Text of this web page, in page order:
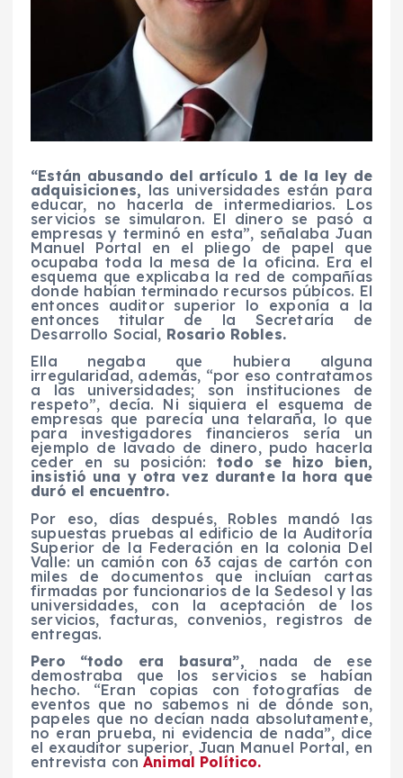
“Están abusando del artículo 1 de la ley de
adquisiciones, las universidades están para
educar, no hacerla de intermediarios. Los
servicios se simularon. El dinero se pasó a
empresas y terminó en esta”, señalaba Juan
Manuel Portal en el pliego de papel que
ocupaba toda la mesa de la oficina. Era el
esquema que explicaba la red de compañías
donde habían terminado recursos púbicos. El
entonces auditor superior lo exponía a la
entonces titular de la Secretaría de
Desarrollo Social, Rosario Robles.
Ella negaba que hubiera alguna
irregularidad, además, “por eso contratamos
a las universidades; son instituciones de
respeto”, decía. Ni siquiera el esquema de
empresas que parecía una telaraña, lo que
para investigadores financieros sería un
ejemplo de lavado de dinero, pudo hacerla
ceder en su posición:todo se hizo bien,
insistió una y otra vez durante la hora que
duró el encuentro.
Por eso, días después, Robles mandó las
supuestas pruebas al edificio de la Auditoría
Superior de la Federación en la colonia Del
Valle: un camión con 63 cajas de cartón con
miles de documentos que incluían cartas
firmadas por funcionarios de la Sedesol y las
universidades, con la aceptación de los
servicios, facturas, convenios, registros de
entregas.
Pero “todo era basura”, nada de ese
demostraba que los servicios se habían
hecho. “Eran copias con fotografías de
eventos que no sabemos ni de dónde son,
papeles que no decían nada absolutamente,
no eran prueba, ni evidencia de nada”, dice
el exauditor superior, Juan Manuel Portal, en
entrevista conAnimal Político.